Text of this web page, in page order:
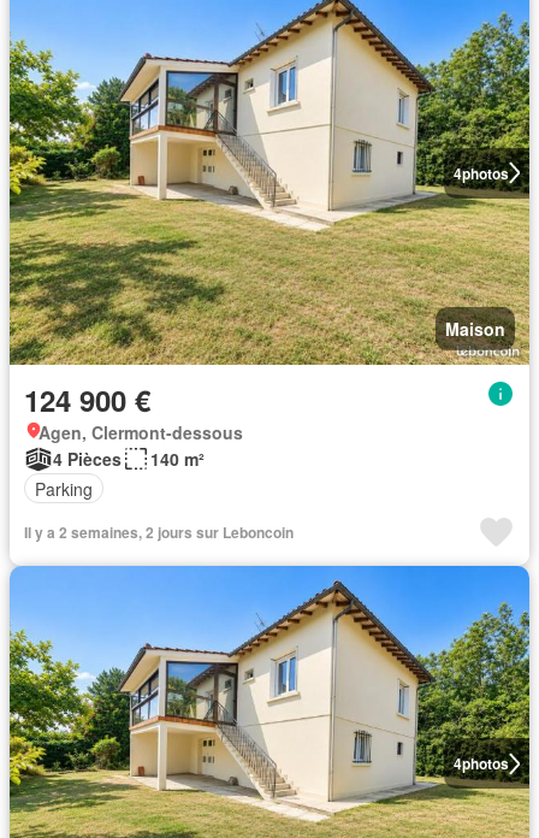
4photos
Maison
124 900 €
Agen, Clermont-dessous
4 Pièces
140 m²
Parking
Il y a 2 semaines, 2 jours sur Leboncoin
4photos